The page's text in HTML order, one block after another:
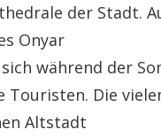
der Stadt.
Onyar
während der
Touristen. Die
Altstadt